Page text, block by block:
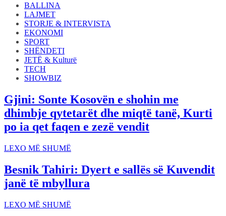
BALLINA
LAJMET
STORJE & INTERVISTA
EKONOMI
SPORT
SHËNDETI
JETË & Kulturë
TECH
SHOWBIZ
Gjini: Sonte Kosovën e shohin me
dhimbje qytetarët dhe miqtë tanë, Kurti
po ia qet faqen e zezë vendit
LEXO MË SHUMË
Besnik Tahiri: Dyert e sallës së Kuvendit
janë të mbyllura
LEXO MË SHUMË